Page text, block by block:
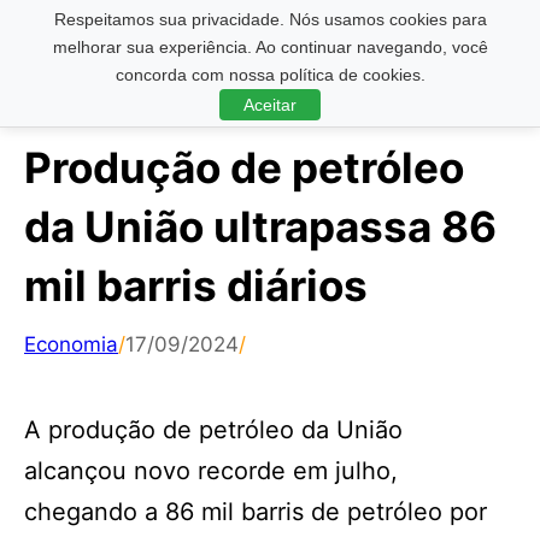
Respeitamos sua privacidade. Nós usamos cookies para
melhorar sua experiência. Ao continuar navegando, você
concorda com nossa política de cookies.
Aceitar
Pesquisar ...
Produção de petróleo
da União ultrapassa 86
mil barris diários
Economia/17/09/2024/
A produção de petróleo da União
alcançou novo recorde em julho,
chegando a 86 mil barris de petróleo por